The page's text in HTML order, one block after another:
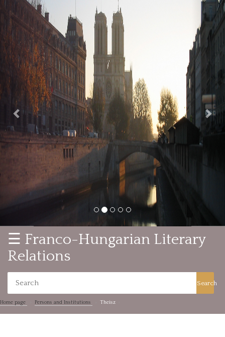
Previous
☰ Franco-Hungarian Literary
Relations
Search
Home page Persons and Institutions Theisz